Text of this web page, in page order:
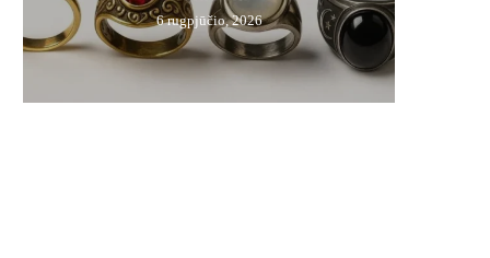
6 rugpjūčio, 2026